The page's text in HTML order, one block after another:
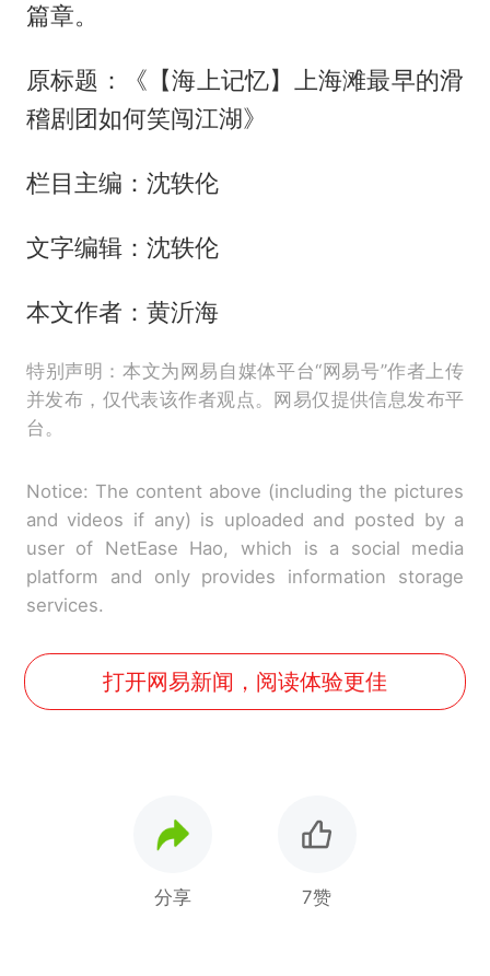
篇章。
原标题：《【海上记忆】上海滩最早的滑
稽剧团如何笑闯江湖》
栏目主编：沈轶伦
文字编辑：沈轶伦
本文作者：黄沂海
特别声明：本文为网易自媒体平台“网易号”作者上传
并发布，仅代表该作者观点。网易仅提供信息发布平
台。
Notice: The content above (including the pictures
and videos if any) is uploaded and posted by a
user of NetEase Hao, which is a social media
platform and only provides information storage
services.
打开网易新闻，阅读体验更佳
分享 7赞